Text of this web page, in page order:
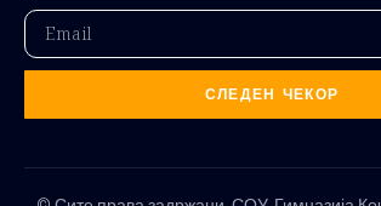
СЛЕДЕН ЧЕКОР